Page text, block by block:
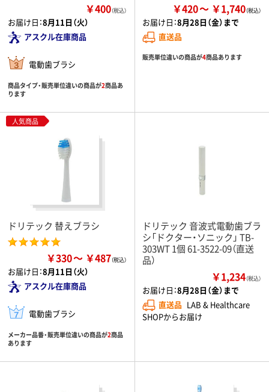
￥400（税込）
お届け日：8月11日（火）
アスクル在庫商品
電動歯ブラシ
商品タイプ・販売単位違いの商品が2商品あ
ります
￥420 ￥1,740
お届け日：8月28日（金）まで
直送品
販売単位違いの商品が4商品あります
人気商品
ドリテック 替えブラシ
￥330 ￥487
お届け日：8月11日（火）
アスクル在庫商品
電動歯ブラシ
メーカー品番・販売単位違いの商品が2商品
あります
ドリテック 音波式電動歯ブラ
シ「ドクター・ソニック」 TB-
303WT 1個 61-3522-09（直送
品）
￥1,234（税込）
お届け日：8月28日（金）まで
直送品 LAB & Healthcare
SHOPからお届け